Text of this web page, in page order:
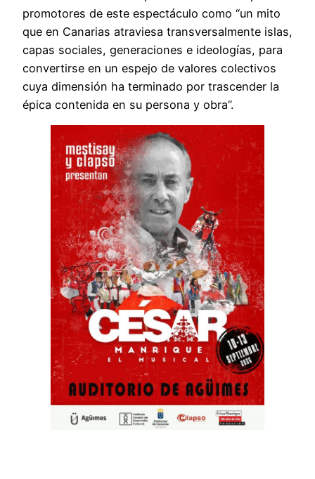
promotores de este espectáculo como “un mito
que en Canarias atraviesa transversalmente islas,
capas sociales, generaciones e ideologías, para
convertirse en un espejo de valores colectivos
cuya dimensión ha terminado por trascender la
épica contenida en su persona y obra”.